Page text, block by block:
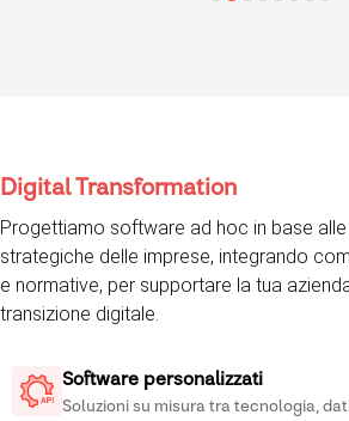
Digital Transformation
Progettiamo software ad hoc in base
strategiche delle imprese, integrando
e normative, per supportare la tua
transizione digitale.
Software personalizzati
Soluzioni su misura tra tecnologia,